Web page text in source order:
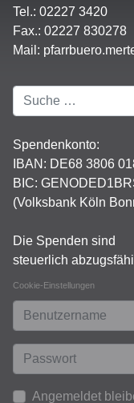
Tel.: 02227 3420
Fax.: 02227 830278
Mail:
Suchen
Spendenkonto:
IBAN: DE68 3806
BIC:
(Volksbank Köln
Die Spenden sind
steuerlich
Cookie-Einstellungen
Angemeldet